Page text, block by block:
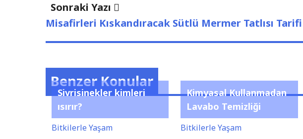
Sonraki Yazı
Yazı:
Misafirleri Kıskandıracak Sütlü Mermer Tatlısı Tarifi
Benzer Konular
Sivrisinekler kimleri
ısırır?
Bitkilerle Yaşam
Kimyasal Kullanmadan
Lavabo Temizliği
Bitkilerle Yaşam